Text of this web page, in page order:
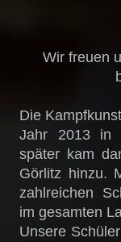
Wir freuen
Die
Jahr 2013 in
später kam
Görlitz hinzu.
zahlreichen
im gesamten
Unsere